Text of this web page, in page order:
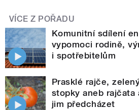
VÍCE Z POŘADU
Komunitní sdílení
vypomoci rodině,
i spotřebitelům
Prasklé rajče,
stopky aneb rajčata
jim předcházet